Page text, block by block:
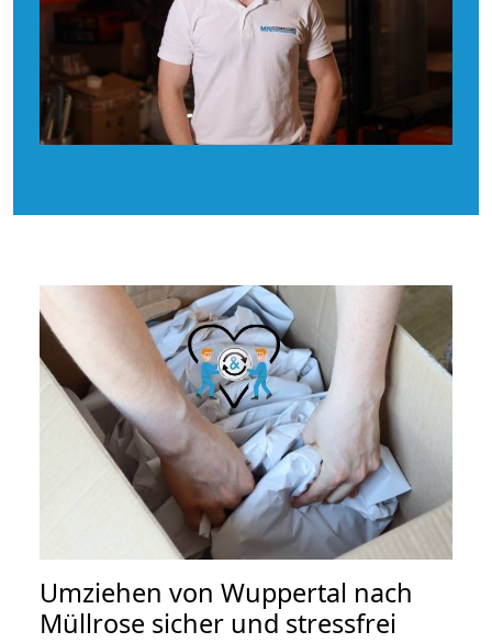
Umziehen von Wuppertal nach
Müllrose sicher und stressfrei